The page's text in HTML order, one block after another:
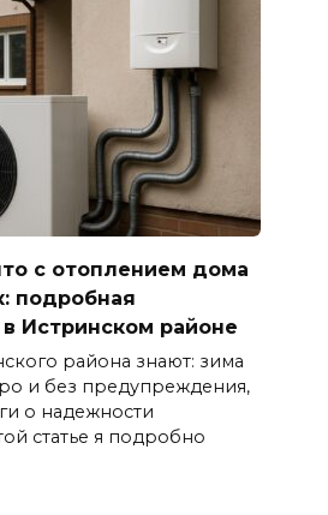
с отоплением дома
подробная
Истринском районе
района знают: зима
и без предупреждения,
о надежности
статье я подробно